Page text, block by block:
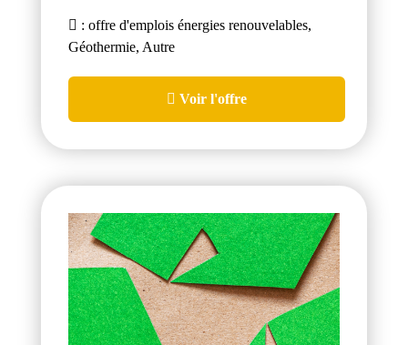
: offre d'emplois énergies renouvelables,
Géothermie, Autre
Voir l'offre